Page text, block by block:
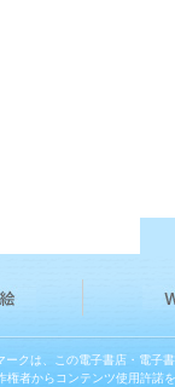
ークは、この電子書店・電子
権者からコンテンツ使用許諾